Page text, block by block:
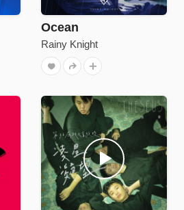
Ocean
Rainy Knight